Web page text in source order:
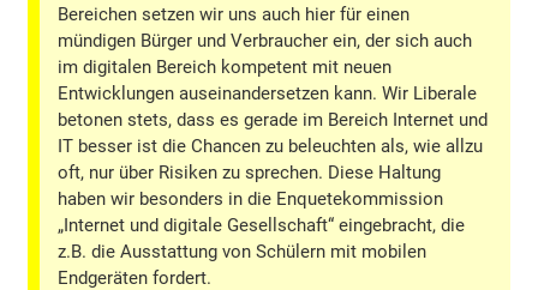
Bereichen setzen wir uns auch hier für einen
mündigen Bürger und Verbraucher ein, der sich auch
im digitalen Bereich kompetent mit neuen
Entwicklungen auseinandersetzen kann. Wir Liberale
betonen stets, dass es gerade im Bereich Internet und
IT besser ist die Chancen zu beleuchten als, wie allzu
oft, nur über Risiken zu sprechen. Diese Haltung
haben wir besonders in die Enquetekommission
„Internet und digitale Gesellschaft“ eingebracht, die
z.B. die Ausstattung von Schülern mit mobilen
Endgeräten fordert.